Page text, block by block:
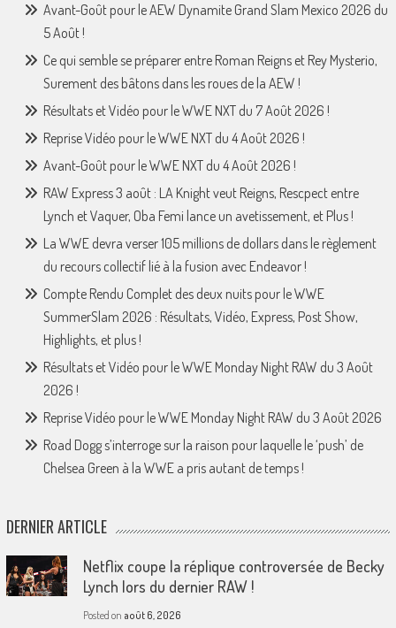
Avant-Goût pour le AEW Dynamite Grand Slam Mexico 2026 du
5 Août !
Ce qui semble se préparer entre Roman Reigns et Rey Mysterio,
Surement des bâtons dans les roues de la AEW !
Résultats et Vidéo pour le WWE NXT du 7 Août 2026 !
Reprise Vidéo pour le WWE NXT du 4 Août 2026 !
Avant-Goût pour le WWE NXT du 4 Août 2026 !
RAW Express 3 août : LA Knight veut Reigns, Rescpect entre
Lynch et Vaquer, Oba Femi lance un avetissement, et Plus !
La WWE devra verser 105 millions de dollars dans le règlement
du recours collectif lié à la fusion avec Endeavor !
Compte Rendu Complet des deux nuits pour le WWE
SummerSlam 2026 : Résultats, Vidéo, Express, Post Show,
Highlights, et plus !
Résultats et Vidéo pour le WWE Monday Night RAW du 3 Août
2026 !
Reprise Vidéo pour le WWE Monday Night RAW du 3 Août 2026
Road Dogg s’interroge sur la raison pour laquelle le ‘push’ de
Chelsea Green à la WWE a pris autant de temps !
DERNIER ARTICLE
Netflix coupe la réplique controversée de Becky
Lynch lors du dernier RAW !
Posted on août 6, 2026